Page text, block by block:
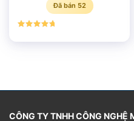
Đã bán 52
hạng5.00
CÔNG TY TNHH CÔNG NGHỆ